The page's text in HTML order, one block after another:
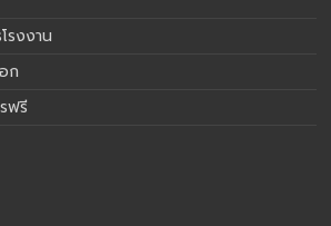
รงงาน
ก
ฟรี